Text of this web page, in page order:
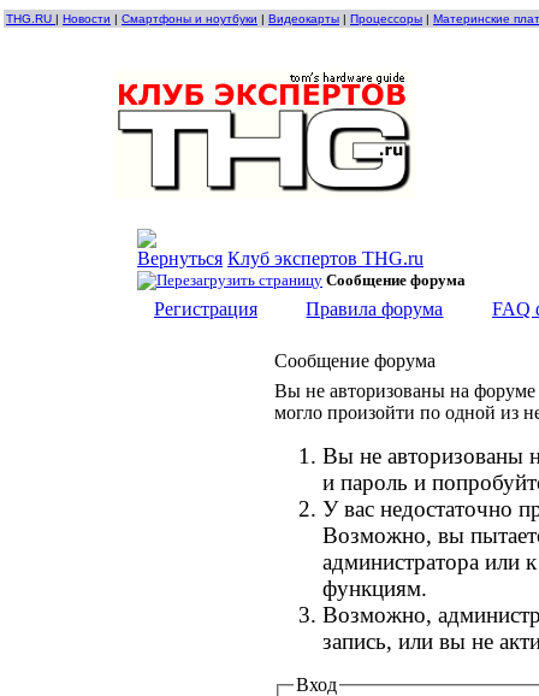
THG.RU | Новости | Смартфоны и ноутбуки | Видеокарты | Процессоры | Материнские
Клуб экспертов THG.ru
Сообщение форума
Регистрация Правила форума FAQ
Сообщение форума
Вы не авторизованы на форуме
могло произойти по одной из
Вы не авторизованы
и пароль и
У вас недостаточно
Возможно, вы
администратора или
функциям.
Возможно,
запись, или вы не
Вход